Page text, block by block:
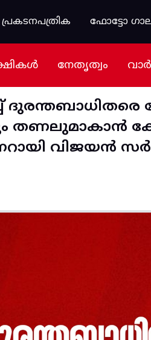
പ്രകടനപത്രിക ഫോട്ടോ
നേതൃത്വം
തണലുമാകാൻ
വിജയൻ